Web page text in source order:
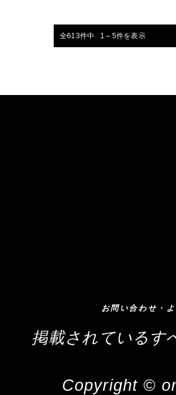
全613件中 1～5件を表示
お問い合わせ・
掲載されているす
Copyright ©